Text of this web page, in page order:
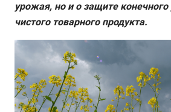
урожая, но и о защите конечного
чистого товарного продукта.